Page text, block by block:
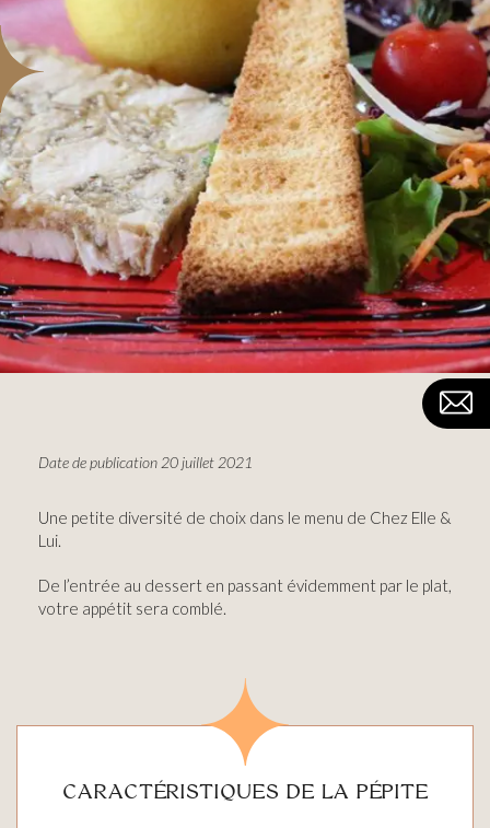
Date de publication 20 juillet 2021
Une petite diversité de choix dans le menu de Chez Elle &
Lui.
De l’entrée au dessert en passant évidemment par le plat,
votre appétit sera comblé.
CARACTÉRISTIQUES DE LA PÉPITE